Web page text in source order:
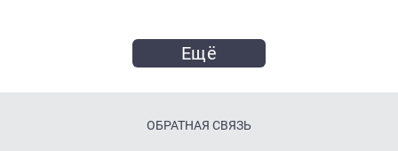
Ещё
ОБРАТНАЯ СВЯЗЬ